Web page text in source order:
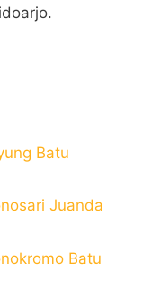
Batu
Juanda
Batu